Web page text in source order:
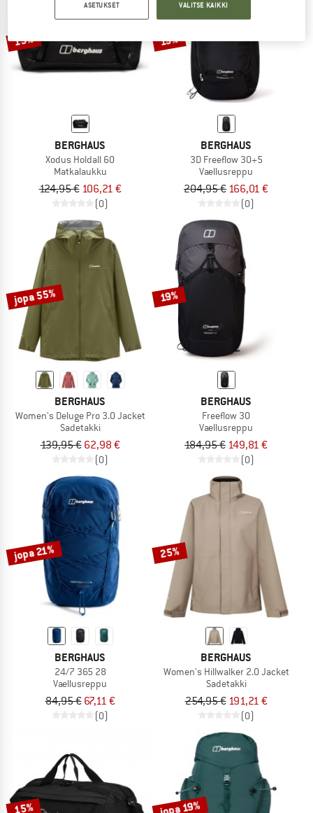
15%
BERGHAUS
Xodus Holdall 60
Matkalaukku
124,95 € 106,21 €
(0)
19%
BERGHAUS
3D Freeflow 30+5
Vaellusreppu
204,95 € 166,01 €
(0)
jopa 55%
BERGHAUS
Women's Deluge Pro 3.0 Jacket
Sadetakki
139,95 € 62,98 €
(0)
19%
BERGHAUS
Freeflow 30
Vaellusreppu
184,95 € 149,81 €
(0)
jopa 21%
BERGHAUS
24/7 365 28
Vaellusreppu
84,95 € 67,11 €
(0)
25%
BERGHAUS
Women's Hillwalker 2.0 Jacket
Sadetakki
254,95 € 191,21 €
(0)
15% jopa 19%
ASETUKSET VALITSE KAIKKI